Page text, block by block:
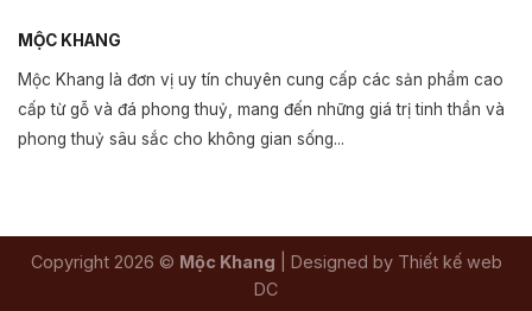
MỘC KHANG
Mộc Khang là đơn vị uy tín chuyên cung cấp các sản phẩm cao
cấp từ gỗ và đá phong thuỷ, mang đến những giá trị tinh thần và
phong thuỷ sâu sắc cho không gian sống...
Copyright 2026 © Mộc Khang | Designed by Thiết kế web
DC